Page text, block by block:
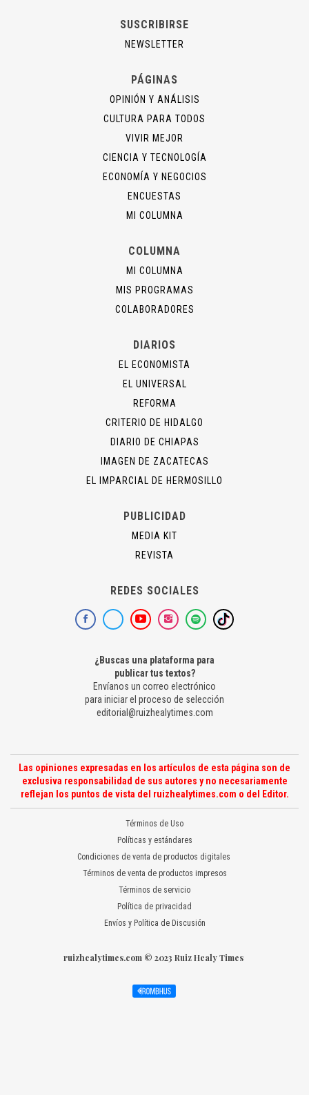
SUSCRIBIRSE
NEWSLETTER
PÁGINAS
OPINIÓN Y ANÁLISIS
CULTURA PARA TODOS
VIVIR MEJOR
CIENCIA Y TECNOLOGÍA
ECONOMÍA Y NEGOCIOS
ENCUESTAS
MI COLUMNA
COLUMNA
MI COLUMNA
MIS PROGRAMAS
COLABORADORES
DIARIOS
EL ECONOMISTA
EL UNIVERSAL
REFORMA
CRITERIO DE HIDALGO
DIARIO DE CHIAPAS
IMAGEN DE ZACATECAS
EL IMPARCIAL DE HERMOSILLO
PUBLICIDAD
MEDIA KIT
REVISTA
REDES SOCIALES
¿Buscas una plataforma para
publicar tus textos?
Envíanos un correo electrónico
para iniciar el proceso de selección
editorial@ruizhealytimes.com
Las opiniones expresadas en los artículos de esta página son de
exclusiva responsabilidad de sus autores y no necesariamente
reflejan los puntos de vista del ruizhealytimes.com o del Editor.
Términos de Uso
Políticas y estándares
Condiciones de venta de productos digitales
Términos de venta de productos impresos
Términos de servicio
Política de privacidad
Envíos y Política de Discusión
ruizhealytimes.com © 2023 Ruiz Healy Times